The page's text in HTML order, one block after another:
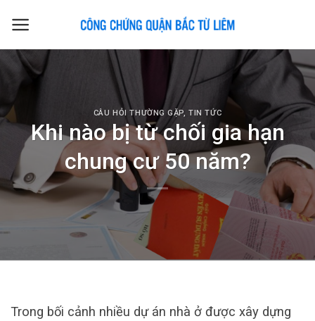
CÂU HỎI THƯỜNG GẶP,TIN TỨC
Khi nào bị từ chối gia hạn
chung cư 50 năm?
Trong bối cảnh nhiều dự án nhà ở được xây dựng